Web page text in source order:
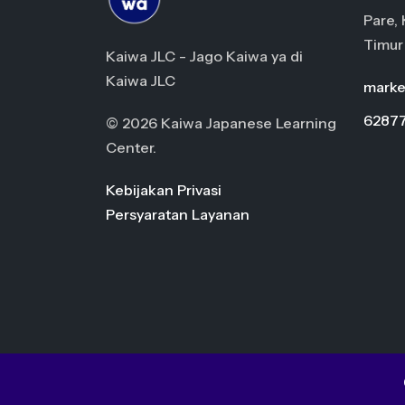
Kaiwa JLC - Jago Kaiwa ya di
Kaiwa JLC
© 2026 Kaiwa Japanese Learning
Center.
Kebijakan Privasi
Persyaratan Layanan
Pare,
Timur